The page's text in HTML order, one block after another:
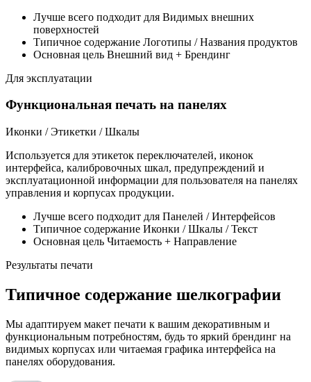
Лучше всего подходит для Видимых внешних
поверхностей
Типичное содержание Логотипы / Названия продуктов
Основная цель Внешний вид + Брендинг
Для эксплуатации
Функциональная печать на панелях
Иконки / Этикетки / Шкалы
Используется для этикеток переключателей, иконок
интерфейса, калибровочных шкал, предупреждений и
эксплуатационной информации для пользователя на панелях
управления и корпусах продукции.
Лучше всего подходит для Панелей / Интерфейсов
Типичное содержание Иконки / Шкалы / Текст
Основная цель Читаемость + Направление
Результаты печати
Типичное содержание шелкографии
Мы адаптируем макет печати к вашим декоративным и
функциональным потребностям, будь то яркий брендинг на
видимых корпусах или читаемая графика интерфейса на
панелях оборудования.